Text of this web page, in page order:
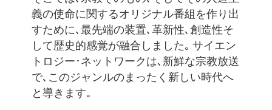
義の使命に関するオリジナル番組を作り出
すために､最先端の装置､革新性､創造性そ
して歴史的感覚が融合しました｡ サイエン
トロジー･ネットワークは､新鮮な宗教放送
で､このジャンルのまったく新しい時代へ
と導きます｡